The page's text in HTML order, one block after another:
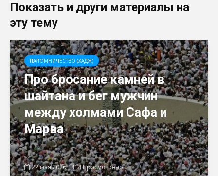
Показать и други материалы на
эту тему
ПАЛОМНИЧЕСТВО (ХАДЖ)
Про бросание камней в
шайтана и бег мужчин
между холмами Сафа и
Марва
22 мая 2026 414 Просмотрено